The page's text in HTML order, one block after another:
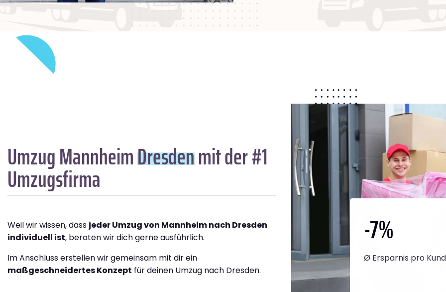
Umzug MannheimDresdenmit der #1
Umzugsfirma
Weil wir wissen, dass jeder Umzug von Mannheim nach Dresden
individuell ist, beraten wir dich gerne ausführlich.
Im Anschluss erstellen wir gemeinsam mit dir ein
maßgeschneidertes Konzept für deinen Umzug nach Dresden.
-7%
Ø Ersparnis pro